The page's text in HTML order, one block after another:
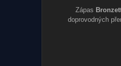
Zápas
doprovodných